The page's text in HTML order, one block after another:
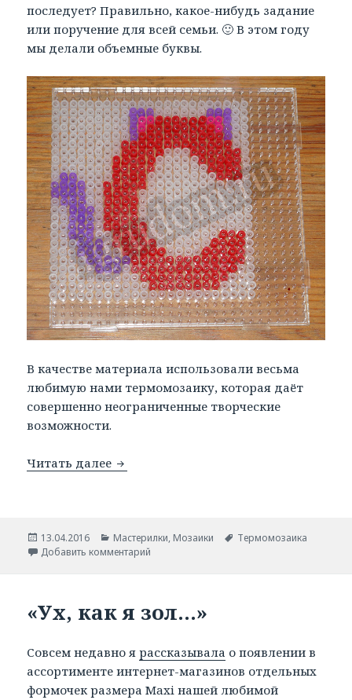
последует? Правильно, какое-нибудь задание
или поручение для всей семьи. 🙂 В этом году
мы делали объемные буквы.
В качестве материала использовали весьма
любимую нами термомозаику, которая даёт
совершенно неограниченные творческие
возможности.
Читать далее Английские буквы из термомозаики.
Опубликовано
13.04.2016 Рубрики
Мастерилки, Мозаики Метки
Термомозаика
Добавить комментарий
«Ух, как я зол…»
Совсем недавно ярассказывала о появлении в
ассортименте интернет-магазинов отдельных
формочек размера Maxi нашей любимой